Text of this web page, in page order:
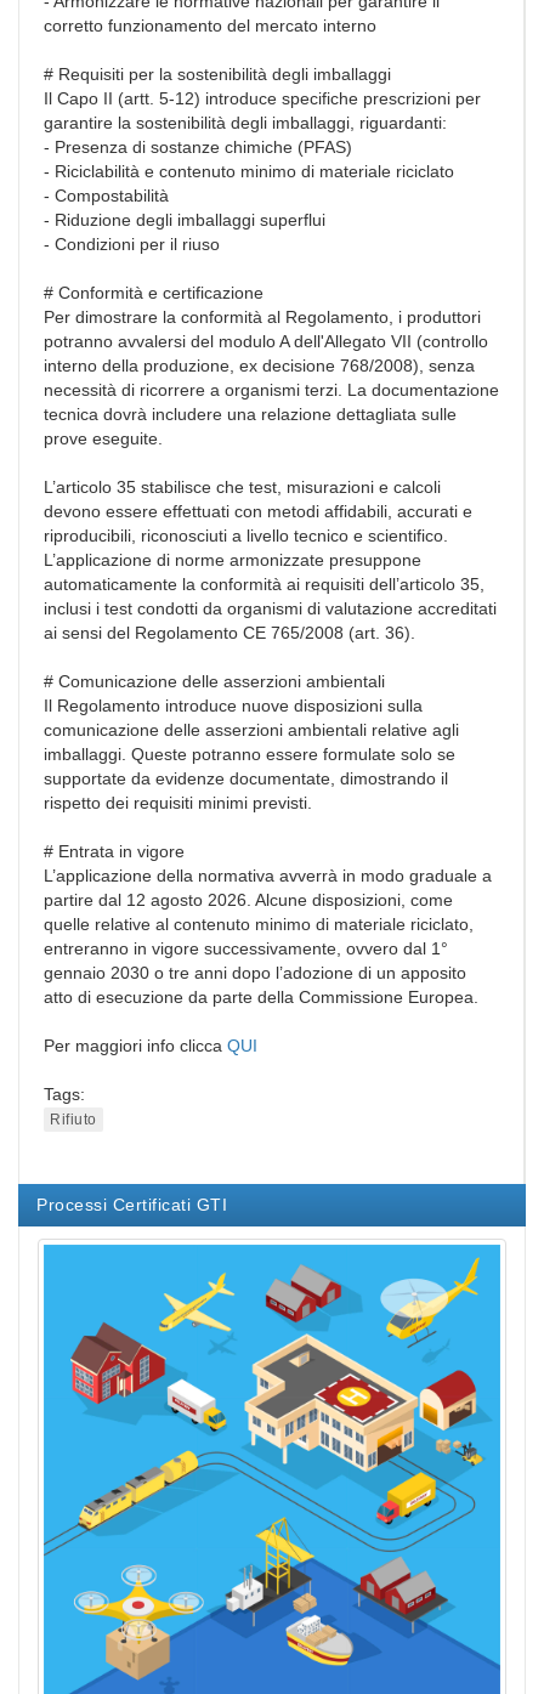
corretto funzionamento del mercato interno
# Requisiti per la sostenibilità degli imballaggi
Il Capo II (artt. 5-12) introduce specifiche prescrizioni per
garantire la sostenibilità degli imballaggi, riguardanti:
- Presenza di sostanze chimiche (PFAS)
- Riciclabilità e contenuto minimo di materiale riciclato
- Compostabilità
- Riduzione degli imballaggi superflui
- Condizioni per il riuso
# Conformità e certificazione
Per dimostrare la conformità al Regolamento, i produttori
potranno avvalersi del modulo A dell'Allegato VII (controllo
interno della produzione, ex decisione 768/2008), senza
necessità di ricorrere a organismi terzi. La documentazione
tecnica dovrà includere una relazione dettagliata sulle
prove eseguite.
L’articolo 35 stabilisce che test, misurazioni e calcoli
devono essere effettuati con metodi affidabili, accurati e
riproducibili, riconosciuti a livello tecnico e scientifico.
L’applicazione di norme armonizzate presuppone
automaticamente la conformità ai requisiti dell’articolo 35,
inclusi i test condotti da organismi di valutazione accreditati
ai sensi del Regolamento CE 765/2008 (art. 36).
# Comunicazione delle asserzioni ambientali
Il Regolamento introduce nuove disposizioni sulla
comunicazione delle asserzioni ambientali relative agli
imballaggi. Queste potranno essere formulate solo se
supportate da evidenze documentate, dimostrando il
rispetto dei requisiti minimi previsti.
# Entrata in vigore
L’applicazione della normativa avverrà in modo graduale a
partire dal 12 agosto 2026. Alcune disposizioni, come
quelle relative al contenuto minimo di materiale riciclato,
entreranno in vigore successivamente, ovvero dal 1°
gennaio 2030 o tre anni dopo l’adozione di un apposito
atto di esecuzione da parte della Commissione Europea.
Per maggiori info clicca QUI
Tags:
Rifiuto
Processi Certificati GTI